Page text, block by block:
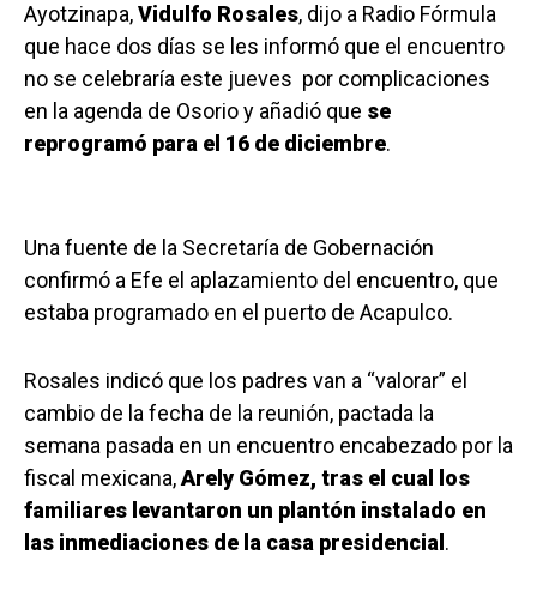
Ayotzinapa,Vidulfo Rosales, dijo a Radio Fórmula
que hace dos días se les informó que el encuentro
no se celebraría este jueves por complicaciones
en la agenda de Osorio y añadió que se
reprogramó para el 16 de diciembre.
Una fuente de la Secretaría de Gobernación
confirmó a Efe el aplazamiento del encuentro, que
estaba programado en el puerto de Acapulco.
Rosales indicó que los padres van a “valorar” el
cambio de la fecha de la reunión, pactada la
semana pasada en un encuentro encabezado por la
fiscal mexicana,Arely Gómez, tras el cual los
familiares levantaron un plantón instalado en
las inmediaciones de la casa presidencial .